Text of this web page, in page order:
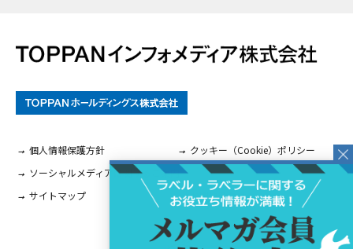
個人情報保護方針
クッキー（Cookie）ポリシー
ソーシャルメディアに関するご案内
サイトマップ
お問い合わせ